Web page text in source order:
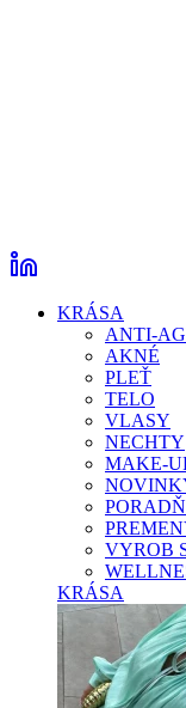
KRÁSA
ANTI-
AKNÉ
PLEŤ
TELO
VLASY
NECHTY
MAKE-
VYROB
KRÁSA